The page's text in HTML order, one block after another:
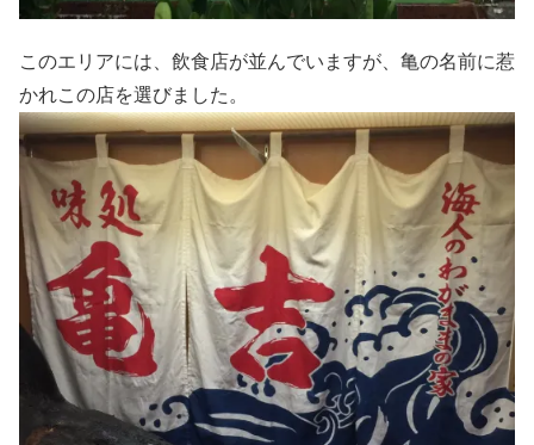
このエリアには、飲食店が並んでいますが、亀の名前に惹
かれこの店を選びました。